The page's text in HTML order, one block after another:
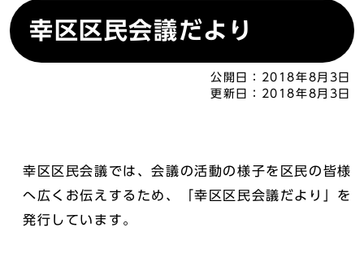
幸区区民会議だより
公開日：
2018年8月3日
更新日：
2018年8月3日
幸区区民会議では、会議の活動の様子を区民の皆様
へ広くお伝えするため、「幸区区民会議だより」を
発行しています。